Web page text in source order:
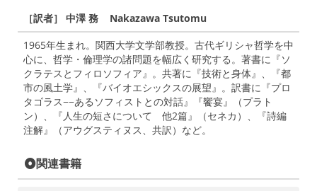
［訳者］ 中澤 務 Nakazawa Tsutomu
1965年生まれ。関西大学文学部教授。古代ギリシャ哲学を中
心に、哲学・倫理学の諸問題を幅広く研究する。著書に『ソ
クラテスとフィロソフィア』。共著に『技術と身体』、『都
市の風土学』、『バイオエシックスの展望』。訳書に『プロ
タゴラス−−あるソフィストとの対話』『饗宴』（プラト
ン）、『人生の短さについて 他2篇』（セネカ）、『詩編
注解』（アウグスティヌス、共訳）など。
関連書籍